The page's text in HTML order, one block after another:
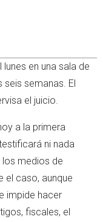
en una sala de
seis semanas. El
el juicio.
a la primera
ni nada
los medios de
el caso, aunque
impide hacer
fiscales, el